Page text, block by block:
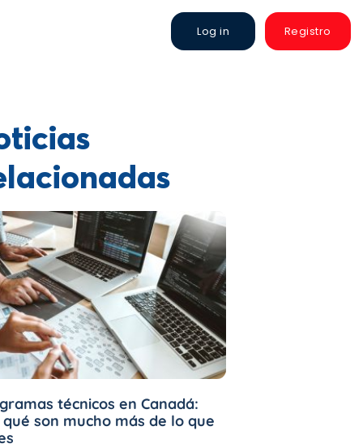
Log in Registro
técnicos en Canadá:
son mucho más de lo que